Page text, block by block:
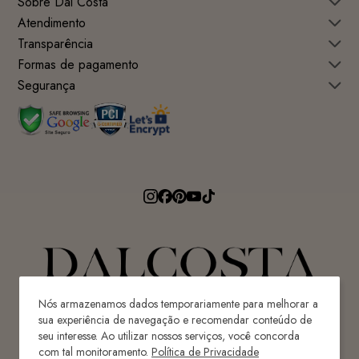
Nós armazenamos dados temporariamente para melhorar a
sua experiência de navegação e recomendar conteúdo de
seu interesse. Ao utilizar nossos serviços, você concorda
com tal monitoramento. Política de Privacidade
Atendimento
Transparência
Formas de pagamento
Segurança
Avenida Ricardo Paulino Maes, 640 - Centro